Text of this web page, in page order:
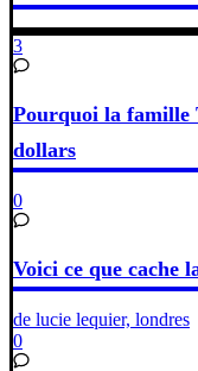
3
Pourquoi la
dollars
0
Voici ce que cache
de lucie lequier, londres
0